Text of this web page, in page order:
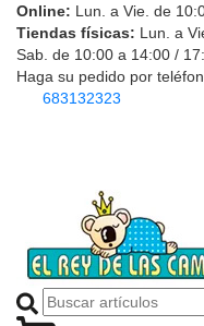
Online: Lun. a Vie. de
Tiendas físicas: Lun. a
Sab. de 10:00 a 14:00 /
Haga su pedido por
683132323